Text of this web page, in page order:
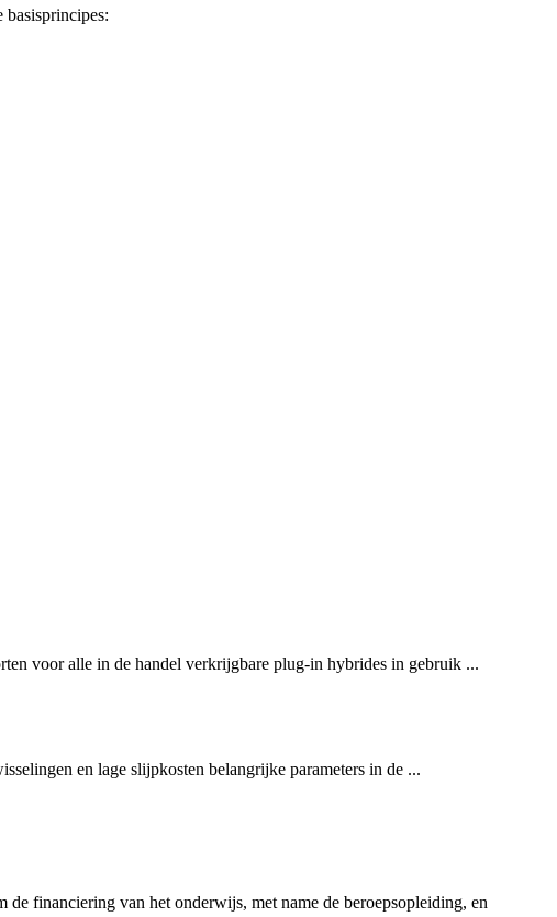
voor alle in de handel verkrijgbare plug-in hybrides in gebruik ...
en lage slijpkosten belangrijke parameters in de ...
financiering van het onderwijs, met name de beroepsopleiding, en